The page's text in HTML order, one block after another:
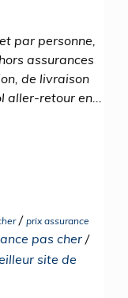
par personne,
assurances
de livraison
aller-retour en...
/ prix assurance
pas cher /
site de